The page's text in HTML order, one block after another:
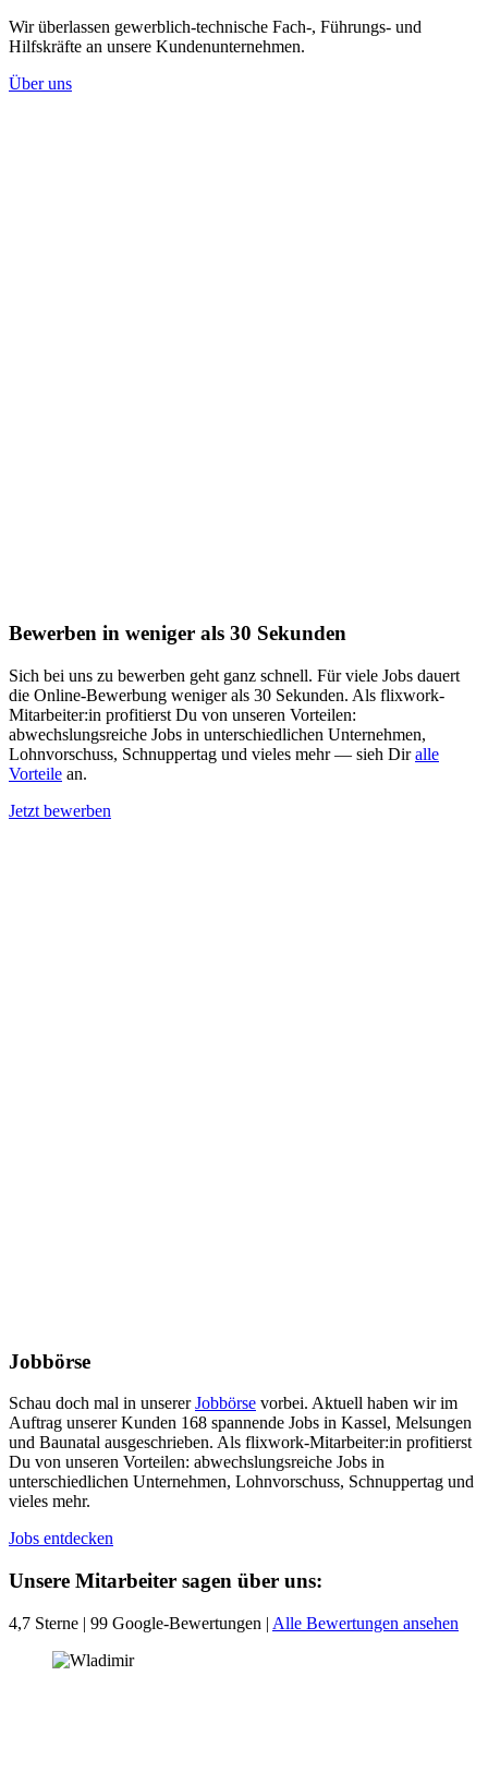
Wir überlassen gewerblich-technische Fach-, Führungs- und
Hilfskräfte an unsere Kundenunternehmen.
Über uns
Bewerben in weniger als 30 Sekunden
Sich bei uns zu bewerben geht ganz schnell. Für viele Jobs dauert
die Online-Bewerbung weniger als 30 Sekunden. Als flixwork-
Mitarbeiter:in profitierst Du von unseren Vorteilen:
abwechslungsreiche Jobs in unterschiedlichen Unternehmen,
Lohnvorschuss, Schnuppertag und vieles mehr — sieh Diralle
Vorteile an.
Jetzt bewerben
Jobbörse
Schau doch mal in unsererJobbörse vorbei. Aktuell haben wir im
Auftrag unserer Kunden 168 spannende Jobs in Kassel, Melsungen
und Baunatal ausgeschrieben. Als flixwork-Mitarbeiter:in profitierst
Du von unseren Vorteilen: abwechslungsreiche Jobs in
unterschiedlichen Unternehmen, Lohnvorschuss, Schnuppertag und
vieles mehr.
Jobs entdecken
Unsere Mitarbeiter sagen über uns:
4,7 Sterne | 99 Google-Bewertungen | Alle Bewertungen ansehen